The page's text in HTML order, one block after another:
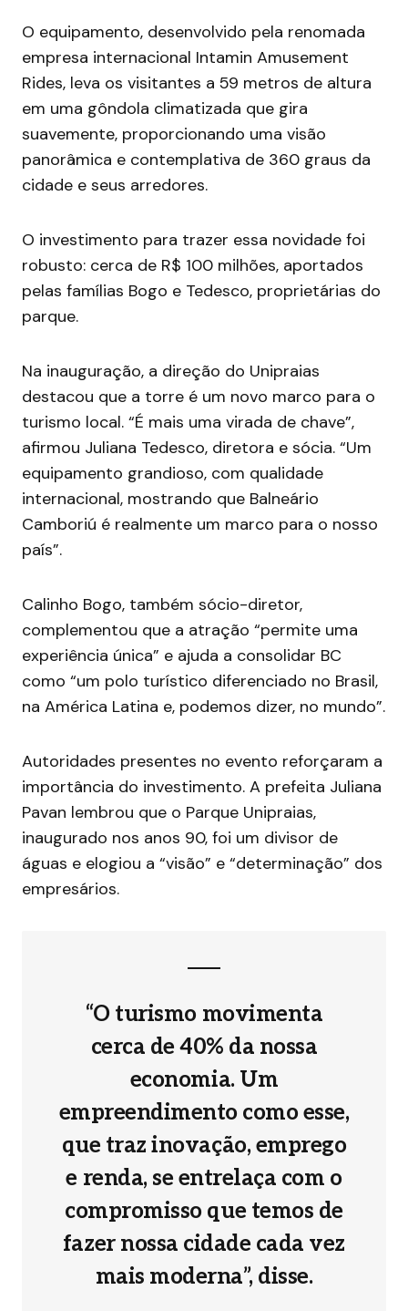
O equipamento, desenvolvido pela renomada
empresa internacional Intamin Amusement
Rides, leva os visitantes a 59 metros de altura
em uma gôndola climatizada que gira
suavemente, proporcionando uma visão
panorâmica e contemplativa de 360 graus da
cidade e seus arredores.
O investimento para trazer essa novidade foi
robusto: cerca de R$ 100 milhões, aportados
pelas famílias Bogo e Tedesco, proprietárias do
parque.
Na inauguração, a direção do Unipraias
destacou que a torre é um novo marco para o
turismo local. “É mais uma virada de chave”,
afirmou Juliana Tedesco, diretora e sócia. “Um
equipamento grandioso, com qualidade
internacional, mostrando que Balneário
Camboriú é realmente um marco para o nosso
país”.
Calinho Bogo, também sócio-diretor,
complementou que a atração “permite uma
experiência única” e ajuda a consolidar BC
como “um polo turístico diferenciado no Brasil,
na América Latina e, podemos dizer, no mundo”.
Autoridades presentes no evento reforçaram a
importância do investimento. A prefeita Juliana
Pavan lembrou que o Parque Unipraias,
inaugurado nos anos 90, foi um divisor de
águas e elogiou a “visão” e “determinação” dos
empresários.
“O turismo movimenta
cerca de 40% da nossa
economia. Um
empreendimento como esse,
que traz inovação, emprego
e renda, se entrelaça com o
compromisso que temos de
fazer nossa cidade cada vez
mais moderna”, disse.